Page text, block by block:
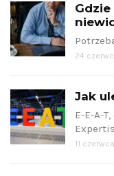
24
Jak
E-E-A-
11